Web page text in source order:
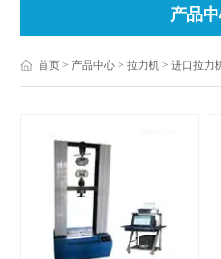
产品
首页 > 产品中心 >拉力机 >进口拉力